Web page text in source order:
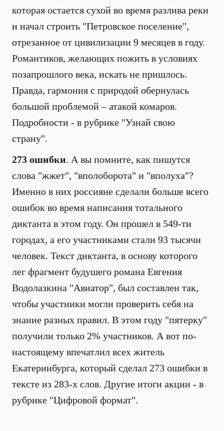
которая остается сухой во время разлива реки
и начал строить "Петровское поселение",
отрезанное от цивилизации 9 месяцев в году.
Романтиков, желающих пожить в условиях
позапрошлого века, искать не пришлось.
Правда, гармония с природой обернулась
большой проблемой – атакой комаров.
Подробности - в рубрике "Узнай свою
страну".
273 ошибки. А вы помните, как пишутся
слова "жжет", "вполоборота" и "вполуха"?
Именно в них россияне сделали больше всего
ошибок во время написания тотального
диктанта в этом году. Он прошел в 549-ти
городах, а его участниками стали 93 тысячи
человек. Текст диктанта, в основу которого
лег фрагмент будушего романа Евгения
Водолазкина "Авиатор", был составлен так,
чтобы участники могли проверить себя на
знание разных правил. В этом году "пятерку"
получили только 2% участников. А вот по-
настоящему впечатлил всех житель
Екатеринбурга, который сделал 273 ошибки в
тексте из 283-х слов. Другие итоги акции - в
рубрике "Цифровой формат".